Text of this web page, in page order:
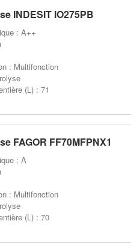
INDESIT IO275PB
: A++
: Multifonction
(L) : 71
FAGOR FF70MFPNX1
: A
: Multifonction
(L) : 70